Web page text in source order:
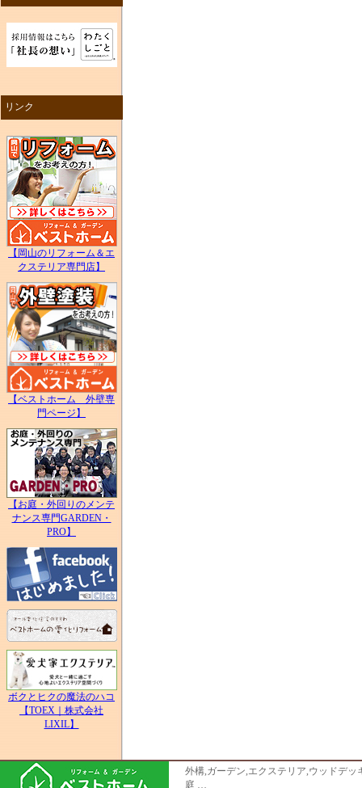
リンク
【岡山のリフォーム＆エ
クステリア専門店】
【ベストホーム 外壁専
門ページ】
【お庭・外回りのメンテ
ナンス専門GARDEN・
PRO】
ボクとヒクの魔法のハコ
【TOEX｜株式会社
LIXIL】
外構,ガーデン,エクステリア,ウッドデッ
庭 …